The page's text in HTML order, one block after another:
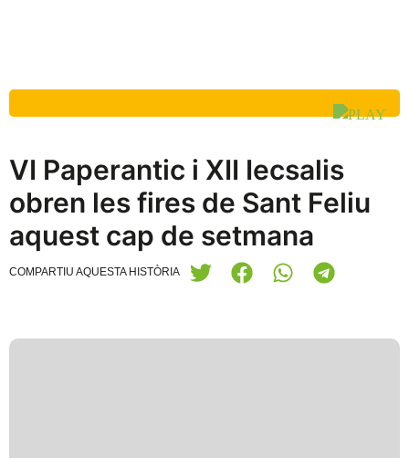
VI Paperantic i XII Iecsalis
obren les fires de Sant Feliu
aquest cap de setmana
COMPARTIU AQUESTA HISTÒRIA